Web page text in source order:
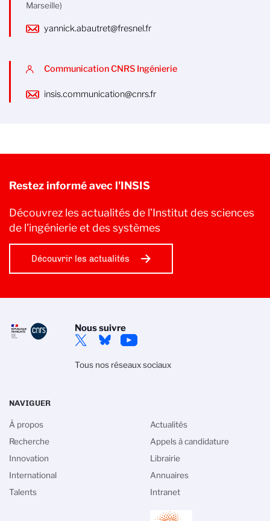
Marseille)
yannick.abautret@fresnel.fr
Communication CNRS Ingénierie
insis.communication@cnrs.fr
Restez informé avec l'INSIS
Découvrez les actualités de l’Institut des sciences
de l'ingénierie et des systèmes
Découvrir les actualités
Nous suivre
Tous nos réseaux sociaux
NAVIGUER
À propos
Recherche
Innovation
International
Talents
Actualités
Appels à candidature
Librairie
Annuaires
Intranet